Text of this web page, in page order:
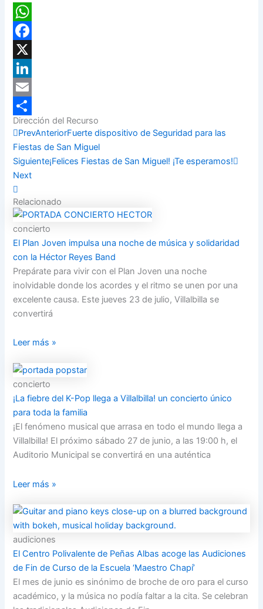
WhatsApp
Facebook
X
LinkedIn
Email
Compartir
Dirección del Recurso
PrevAnteriorFuerte dispositivo de Seguridad para las
Fiestas de San Miguel
Siguiente¡Felices Fiestas de San Miguel! ¡Te esperamos!
Next
Relacionado
concierto
El Plan Joven impulsa una noche de música y solidaridad
con la Héctor Reyes Band
Prepárate para vivir con el Plan Joven una noche
inolvidable donde los acordes y el ritmo se unen por una
excelente causa. Este jueves 23 de julio, Villalbilla se
convertirá
Leer más »
concierto
¡La fiebre del K-Pop llega a Villalbilla! un concierto único
para toda la familia
¡El fenómeno musical que arrasa en todo el mundo llega a
Villalbilla! El próximo sábado 27 de junio, a las 19:00 h, el
Auditorio Municipal se convertirá en una auténtica
Leer más »
audiciones
El Centro Polivalente de Peñas Albas acoge las Audiciones
de Fin de Curso de la Escuela ‘Maestro Chapí’
El mes de junio es sinónimo de broche de oro para el curso
académico, y la música no podía faltar a la cita. Se celebran